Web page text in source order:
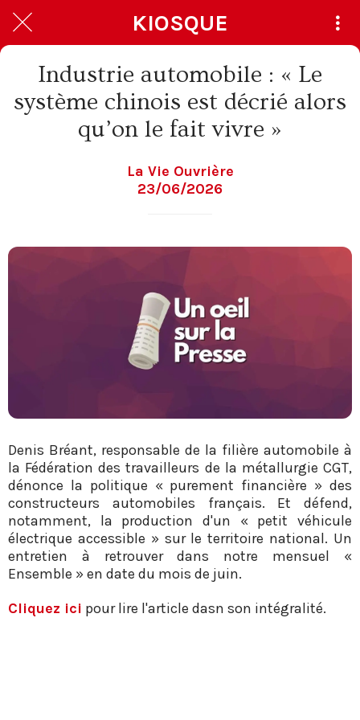
KIOSQUE
Industrie automobile : « Le
système chinois est décrié alors
qu’on le fait vivre »
La Vie Ouvrière
23/06/2026
Denis Bréant, responsable de la filière automobile à
la Fédération des travailleurs de la métallurgie CGT,
dénonce la politique « purement financière » des
constructeurs automobiles français. Et défend,
notamment, la production d'un « petit véhicule
électrique accessible » sur le territoire national. Un
entretien à retrouver dans notre mensuel «
Ensemble » en date du mois de juin.
Cliquez ici pour lire l'article dasn son intégralité.